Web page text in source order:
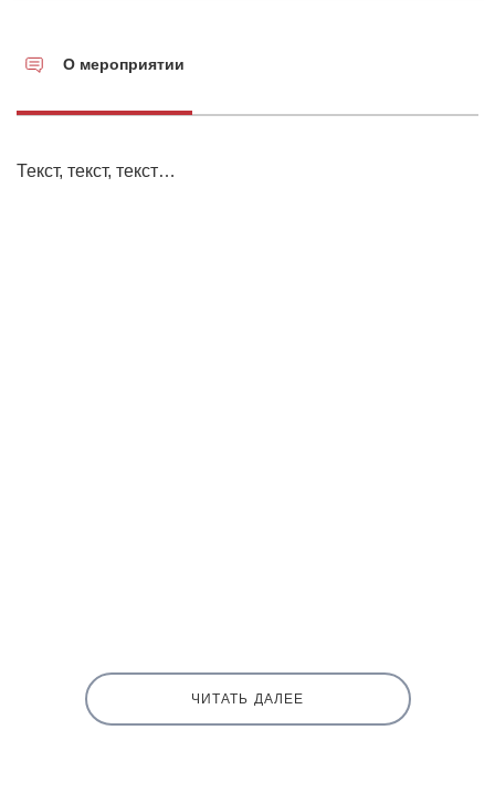
О мероприятии
Текст, текст, текст…
ЧИТАТЬ ДАЛЕЕ